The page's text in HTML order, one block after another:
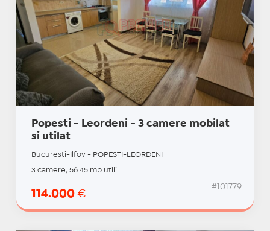
Popesti - Leordeni - 3 camere mobilat
si utilat
Bucuresti-Ilfov - POPESTI-LEORDENI
3 camere, 56.45 mp utili
114.000 €
#101779